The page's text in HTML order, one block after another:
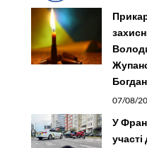
07/08/
У